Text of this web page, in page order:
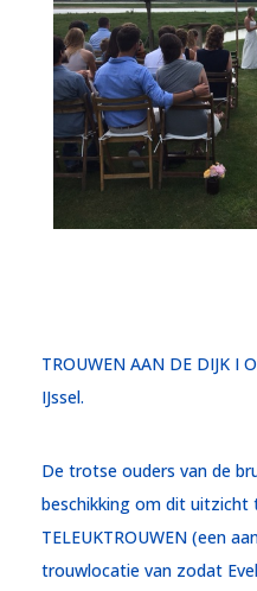
TROUWEN AAN DE DIJK I
IJssel.
De trotse ouders van de
beschikking om dit uitzicht
TELEUKTROUWEN (een
trouwlocatie van zodat